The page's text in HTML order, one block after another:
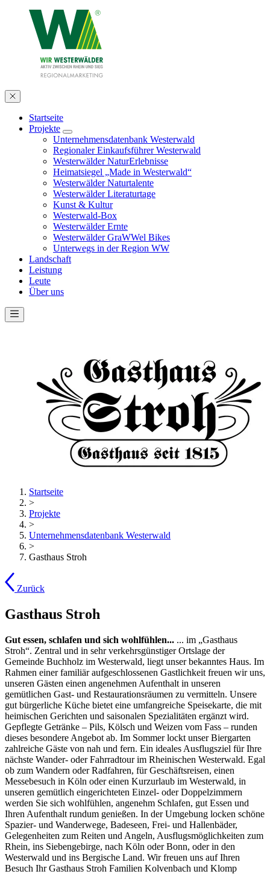
Startseite
Projekte
Unternehmensdatenbank Westerwald
Regionaler Einkaufsführer Westerwald
Westerwälder NaturErlebnisse
Heimatsiegel „Made in Westerwald“
Westerwälder Naturtalente
Westerwälder Literaturtage
Kunst & Kultur
Westerwald-Box
Westerwälder Ernte
Westerwälder GraWWel Bikes
Unterwegs in der Region WW
Landschaft
Leistung
Leute
Über uns
Startseite
>
Projekte
>
Unternehmensdatenbank Westerwald
>
Gasthaus Stroh
Zurück
Gasthaus Stroh
Gut essen, schlafen und sich wohlfühlen... ... im „Gasthaus
Stroh“. Zentral und in sehr verkehrsgünstiger Ortslage der
Gemeinde Buchholz im Westerwald, liegt unser bekanntes Haus. Im
Rahmen einer familiär aufgeschlossenen Gastlichkeit freuen wir uns,
unseren Gästen einen angenehmen Aufenthalt in unseren
gemütlichen Gast- und Restaurationsräumen zu vermitteln. Unsere
gut bürgerliche Küche bietet eine umfangreiche Speisekarte, die mit
heimischen Gerichten und saisonalen Spezialitäten ergänzt wird.
Gepflegte Getränke – Pils, Kölsch und Weizen vom Fass – runden
dieses besondere Angebot ab. Im Sommer lockt unser Biergarten
zahlreiche Gäste von nah und fern. Ein ideales Ausflugsziel für Ihre
nächste Wander- oder Fahrradtour im Rheinischen Westerwald. Egal
ob zum Wandern oder Radfahren, für Geschäftsreisen, einen
Messebesuch in Köln oder einen Kurzurlaub im Westerwald, in
unseren gemütlich eingerichteten Einzel- oder Doppelzimmern
werden Sie sich wohlfühlen, angenehm Schlafen, gut Essen und
Ihren Aufenthalt rundum genießen. In der Umgebung locken schöne
Spazier- und Wanderwege, Badeseen, Frei- und Hallenbäder,
Gelegenheiten zum Reiten und Angeln, Ausflugsmöglichkeiten zum
Rhein, ins Siebengebirge, nach Köln oder Bonn, oder in den
Westerwald und ins Bergische Land. Wir freuen uns auf Ihren
Besuch Ihr Gasthaus Stroh Familien Kolvenbach und Klomp